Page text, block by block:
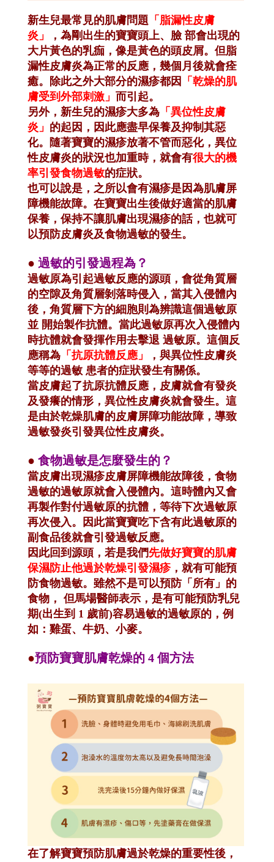
新生兒最常見的肌膚問題 「脂漏性皮膚
炎」
，為剛出生的寶寶頭上、臉 部會出現的
大片黃色的乳痂，像是黃色的頭皮屑。但脂
漏性皮膚炎為正常的反應，幾個月後就會痊
癒。除此之外大部分的濕疹都因
「乾燥的肌
膚受到外部刺激」 而引起。
另外，新生兒的濕疹大多為 「異位性皮膚
炎」 的起因，因此應盡早保養及抑制其惡
化。隨著寶寶的濕疹放著不管而惡化，異位
性皮膚炎的狀況也加重時，就會有很大的機
率引發食物過敏的症狀。
也可以說是，之所以會有濕疹是因為肌膚屏
障機能故障。在寶寶出生後做好適當的肌膚
保養，保持不讓肌膚出現濕疹的話，也就可
以預防皮膚炎及食物過敏的發生。
● 過敏的引發過程為？
過敏原為引起過敏反應的源頭，會從角質層
的空隙及角質層剝落時侵入，當其入侵體內
後，角質層下方的細胞則為辨識這個過敏原
並 開始製作抗體。當此過敏原再次入侵體內
時抗體就會發揮作用去擊退 過敏原。這個反
應稱為 「抗原抗體反應」
，與異位性皮膚炎
等等的過敏 患者的症狀發生有關係。
當皮膚起了抗原抗體反應，皮膚就會有發炎
及發癢的情形，異位性皮膚炎就會發生。這
是由於乾燥肌膚的皮膚屏障功能故障，導致
過敏發炎引發異位性皮膚炎。
● 食物過敏是怎麼發生的？
當皮膚出現濕疹皮膚屏障機能故障後，食物
過敏的過敏原就會入侵體內。這時體內又會
再製作對付過敏原的抗體，等待下次過敏原
再次侵入。因此當寶寶吃下含有此過敏原的
副食品後就會引發過敏反應。
因此回到源頭，若是我們先做好寶寶的肌膚
保濕防止他過於乾燥引發濕疹，就有可能預
防食物過敏。雖然不是可以預防「所有」的
食物， 但馬場醫師表示，是有可能預防乳兒
期(出生到 1 歲前)容易過敏的過敏原的，例
如：雞蛋、牛奶、小麥。
●預防寶寶肌膚乾燥的 4 個方法
在了解寶寶預防肌膚過於乾燥的重要性後，